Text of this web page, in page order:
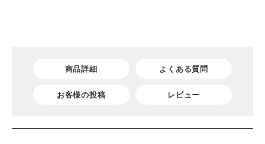
商品詳細 よくある質問
お客様の投稿 レビュー